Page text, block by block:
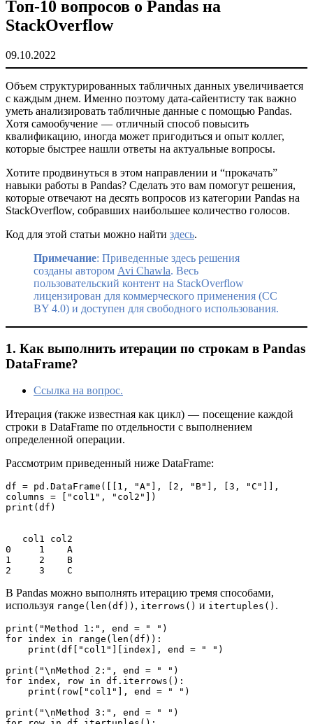
Топ-10 вопросов о Pandas на
StackOverflow
09.10.2022
Объем структурированных табличных данных увеличивается
с каждым днем. Именно поэтому дата-сайентисту так важно
уметь анализировать табличные данные с помощью Pandas.
Хотя самообучение — отличный способ повысить
квалификацию, иногда может пригодиться и опыт коллег,
которые быстрее нашли ответы на актуальные вопросы.
Хотите продвинуться в этом направлении и “прокачать”
навыки работы в Pandas? Сделать это вам помогут решения,
которые отвечают на десять вопросов из категории Pandas на
StackOverflow, собравших наибольшее количество голосов.
Код для этой статьи можно найти здесь.
Примечание: Приведенные здесь решения
созданы автором Avi Chawla. Весь
пользовательский контент на StackOverflow
лицензирован для коммерческого применения (CC
BY 4.0) и доступен для свободного использования.
1. Как выполнить итерации по строкам в Pandas
DataFrame?
Ссылка на вопрос.
Итерация (также известная как цикл) — посещение каждой
строки в DataFrame по отдельности с выполнением
определенной операции.
Рассмотрим приведенный ниже DataFrame:
df = pd.DataFrame([[1, "A"], [2, "B"], [3, "C"]],
columns = ["col1", "col2"])
print(df)
0     1    A
1     2    B
2     3    C
В Pandas можно выполнять итерацию тремя способами,
используя range(len(df)) , iterrows() и itertuples() .
print("Method 1:", end = " ")
for index in range(len(df)):
print("\nMethod 2:", end = " ")
for index, row in df.iterrows():
print("\nMethod 3:", end = " ")